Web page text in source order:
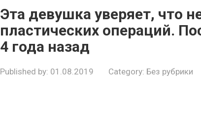
Эта девушка уверяет, что
пластических операций.
4 года назад
Published by: 01.08.2019 Category: Без рубрики